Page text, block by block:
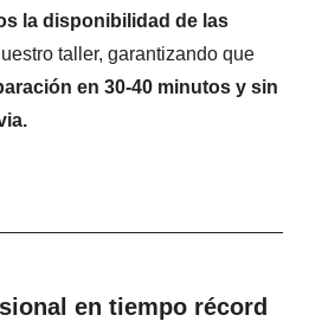
la disponibilidad de las
taller, garantizando que
en 30-40 minutos y sin
en tiempo récord